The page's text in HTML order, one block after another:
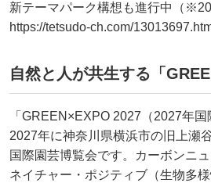
新テーマパーク構想も進行中（
https://tetsudo-ch.com/
自然と人が共生する「
「GREEN×EXPO 2027（2027年国
2027年に神奈川県横浜市の旧上瀬
国際園芸博覧会です。カーボンニ
ネイチャー・ポジティブ（生物多